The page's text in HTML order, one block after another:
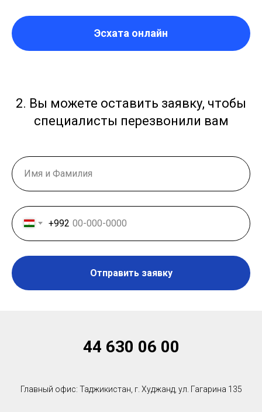
Эсхата онлайн
2. Вы можете оставить заявку, чтобы
специалисты перезвонили вам
+992
Отправить заявку
44 630 06 00
Главный офис: Таджикистан, г. Худжанд, ул. Гагарина 135